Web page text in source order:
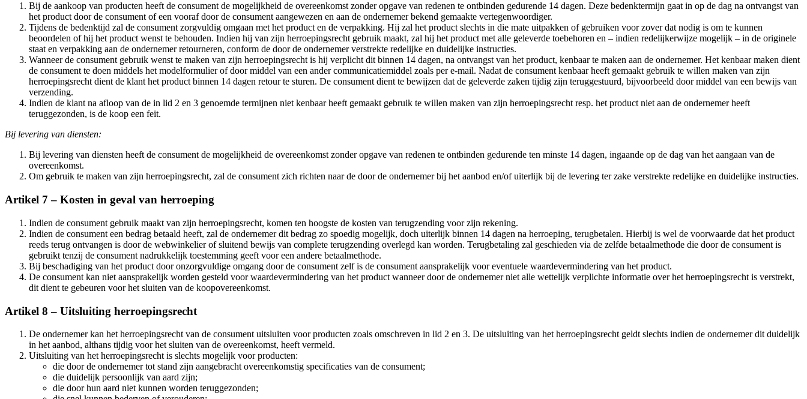
Bij de aankoop van producten heeft de consument de mogelijkheid de overeenkomst zonder opgave van redenen te ontbinden gedurende 14 dagen. Deze bedenktermijn gaat in op de dag na ontvangst van
het product door de consument of een vooraf door de consument aangewezen en aan de ondernemer bekend gemaakte vertegenwoordiger.
Tijdens de bedenktijd zal de consument zorgvuldig omgaan met het product en de verpakking. Hij zal het product slechts in die mate uitpakken of gebruiken voor zover dat nodig is om te kunnen
beoordelen of hij het product wenst te behouden. Indien hij van zijn herroepingsrecht gebruik maakt, zal hij het product met alle geleverde toebehoren en – indien redelijkerwijze mogelijk – in de originele
staat en verpakking aan de ondernemer retourneren, conform de door de ondernemer verstrekte redelijke en duidelijke instructies.
Wanneer de consument gebruik wenst te maken van zijn herroepingsrecht is hij verplicht dit binnen 14 dagen, na ontvangst van het product, kenbaar te maken aan de ondernemer. Het kenbaar maken dient
de consument te doen middels het modelformulier of door middel van een ander communicatiemiddel zoals per e-mail. Nadat de consument kenbaar heeft gemaakt gebruik te willen maken van zijn
herroepingsrecht dient de klant het product binnen 14 dagen retour te sturen. De consument dient te bewijzen dat de geleverde zaken tijdig zijn teruggestuurd, bijvoorbeeld door middel van een bewijs van
verzending.
Indien de klant na afloop van de in lid 2 en 3 genoemde termijnen niet kenbaar heeft gemaakt gebruik te willen maken van zijn herroepingsrecht resp. het product niet aan de ondernemer heeft
teruggezonden, is de koop een feit.
Bij levering van diensten:
Bij levering van diensten heeft de consument de mogelijkheid de overeenkomst zonder opgave van redenen te ontbinden gedurende ten minste 14 dagen, ingaande op de dag van het aangaan van de
overeenkomst.
Om gebruik te maken van zijn herroepingsrecht, zal de consument zich richten naar de door de ondernemer bij het aanbod en/of uiterlijk bij de levering ter zake verstrekte redelijke en duidelijke instructies.
Artikel 7 – Kosten in geval van herroeping
Indien de consument gebruik maakt van zijn herroepingsrecht, komen ten hoogste de kosten van terugzending voor zijn rekening.
Indien de consument een bedrag betaald heeft, zal de ondernemer dit bedrag zo spoedig mogelijk, doch uiterlijk binnen 14 dagen na herroeping, terugbetalen. Hierbij is wel de voorwaarde dat het product
reeds terug ontvangen is door de webwinkelier of sluitend bewijs van complete terugzending overlegd kan worden. Terugbetaling zal geschieden via de zelfde betaalmethode die door de consument is
gebruikt tenzij de consument nadrukkelijk toestemming geeft voor een andere betaalmethode.
Bij beschadiging van het product door onzorgvuldige omgang door de consument zelf is de consument aansprakelijk voor eventuele waardevermindering van het product.
De consument kan niet aansprakelijk worden gesteld voor waardevermindering van het product wanneer door de ondernemer niet alle wettelijk verplichte informatie over het herroepingsrecht is verstrekt,
dit dient te gebeuren voor het sluiten van de koopovereenkomst.
Artikel 8 – Uitsluiting herroepingsrecht
De ondernemer kan het herroepingsrecht van de consument uitsluiten voor producten zoals omschreven in lid 2 en 3. De uitsluiting van het herroepingsrecht geldt slechts indien de ondernemer dit duidelijk
in het aanbod, althans tijdig voor het sluiten van de overeenkomst, heeft vermeld.
Uitsluiting van het herroepingsrecht is slechts mogelijk voor producten:
die door de ondernemer tot stand zijn aangebracht overeenkomstig specificaties van de consument;
die duidelijk persoonlijk van aard zijn;
die door hun aard niet kunnen worden teruggezonden;